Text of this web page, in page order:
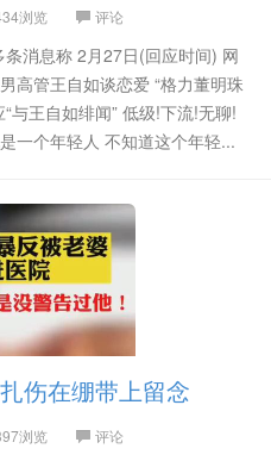
浏览 评论
消息称 2月27日(回应时间) 网
高管王自如谈恋爱 “格力董明珠
与王自如绯闻” 低级!下流!无聊!
一个年轻人 不知道这个年轻...
伤在绷带上留念
浏览 评论